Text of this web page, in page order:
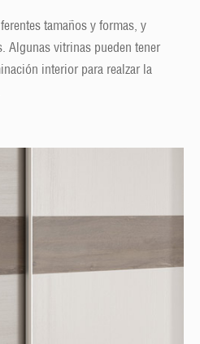
tamaños y formas, y
Algunas vitrinas pueden tener
interior para realzar la